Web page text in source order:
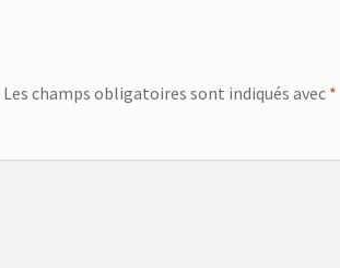
Les champs obligatoires sont indiqués avec *